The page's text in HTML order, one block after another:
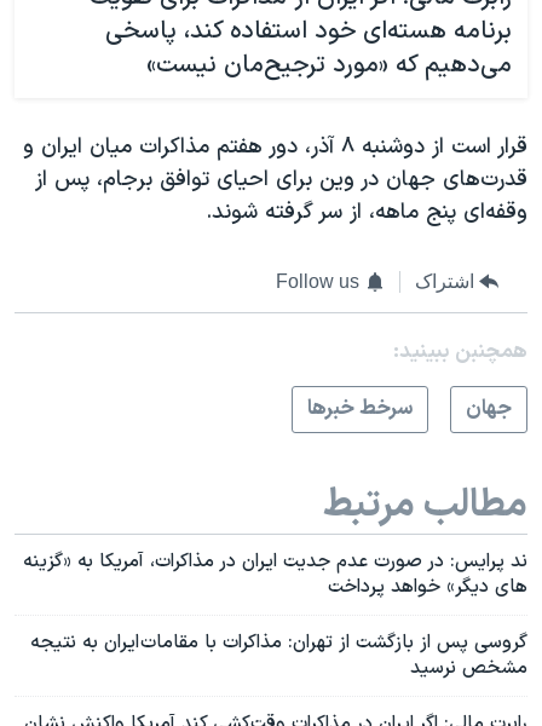
برنامه هسته‌ای خود استفاده کند، پاسخی
می‌دهیم که «مورد ترجیح‌مان نیست»
قرار است از دوشنبه ٨ آذر، دور هفتم مذاکرات میان ایران و
قدرت‌های جهان در وین برای احیای توافق برجام، پس از
وقفه‌ای پنج ماهه، از سر گرفته شوند.
اشتراک Follow us
همچنبن ببینید:
جهان
سرخط خبرها
مطالب مرتبط
ند پرایس: در صورت عدم جدیت ایران در مذاکرات، آمریکا به «گزینه
های دیگر» خواهد پرداخت
گروسی پس از بازگشت از تهران: مذاکرات با مقامات ایران به نتیجه
مشخص نرسید